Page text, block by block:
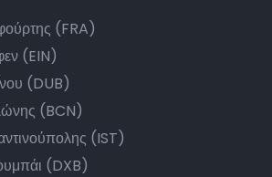
(FRA)
(EIN)
(DUB)
(BCN)
(IST)
(DXB)